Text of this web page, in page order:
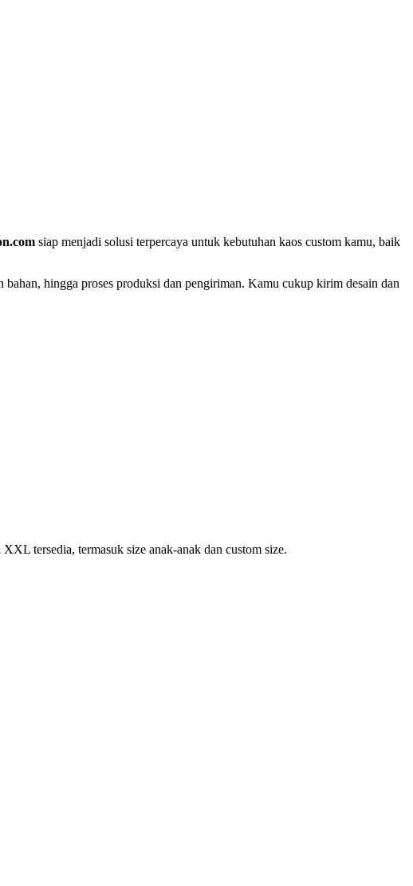
siap menjadi solusi terpercaya untuk kebutuhan kaos custom kamu, baik
hingga proses produksi dan pengiriman. Kamu cukup kirim desain dan
tersedia, termasuk size anak-anak dan custom size.